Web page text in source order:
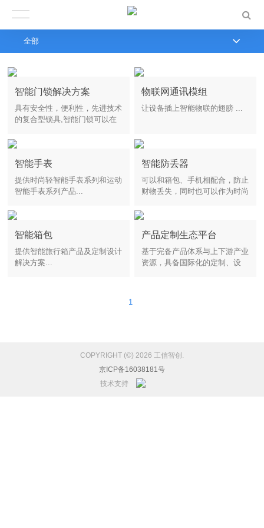
智能门锁解决方案
具有安全性，便利性，先进技术
的复合型锁具,智能门锁可以在
方案...
物联网通讯模组
让设备插上智能物联的翅膀 ...
智能手表
提供时尚轻智能手表系列和运动
智能手表系列产品...
智能防丢器
可以和箱包、手机相配合，防止
财物丢失，同时也可以作为时尚
的应用需求...
智能箱包
提供智能旅行箱产品及定制设计
解决方案...
产品定制生态平台
基于完备产品体系与上下游产业
资源，具备国际化的定制、设
1
COPYRIGHT (©) 2026 工信智创.
京ICP备16038181号
技术支持
全部